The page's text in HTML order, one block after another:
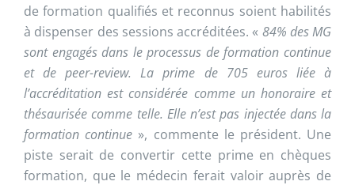
de formation qualifiés et reconnus soient habilités
à dispenser des sessions accréditées. « 84% des MG
sont engagés dans le processus de formation continue
et de peer-review. La prime de 705 euros liée à
l’accréditation est considérée comme un honoraire et
thésaurisée comme telle. Elle n’est pas injectée dans la
formation continue », commente le président. Une
piste serait de convertir cette prime en chèques
formation, que le médecin ferait valoir auprès de